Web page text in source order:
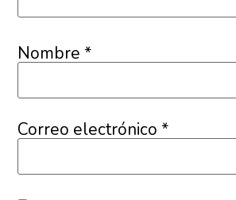
Nombre*
Correo electrónico*